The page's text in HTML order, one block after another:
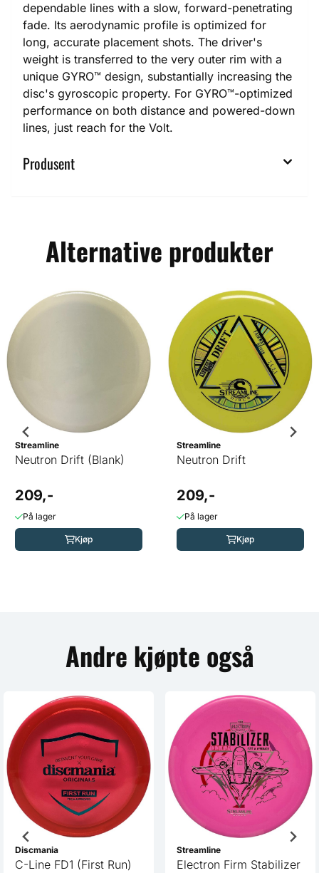
dependable lines with a slow, forward-penetrating
fade. Its aerodynamic profile is optimized for
long, accurate placement shots. The driver's
weight is transferred to the very outer rim with a
unique GYRO™ design, substantially increasing the
disc's gyroscopic property. For GYRO™-optimized
performance on both distance and powered-down
lines, just reach for the Volt.
Produsent
Alternative produkter
Streamline
Neutron Drift (Blank)
209,-
På lager
Kjøp
Streamline
Neutron Drift
209,-
På lager
Kjøp
Andre kjøpte også
Discmania
C-Line FD1 (First Run)
Streamline
Electron Firm Stabilizer